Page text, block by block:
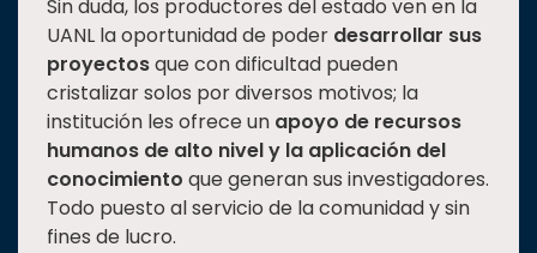
Sin duda, los productores del estado ven en la
UANL la oportunidad de poder desarrollar sus
proyectosque con dificultad pueden
cristalizar solos por diversos motivos; la
institución les ofrece un apoyo de recursos
humanos de alto nivel y la aplicación del
conocimiento que generan sus investigadores.
Todo puesto al servicio de la comunidad y sin
fines de lucro.